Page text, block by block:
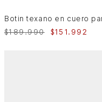
$189.990 $151 . 992